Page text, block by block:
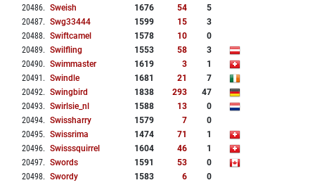
20486. Sweish 1676 54
5
20487. Swg33444 1599 15
3
20488. Swiftcamel 1578 10
0
20489. Swilfling 1553 58
3
20490. Swimmaster 1619 3
1
20491 . Swindle 1681 21
7
20492. Swingbird 1838 293
47
20493. Swirlsie_nl 1588 13
0
20494. Swissharry 1579 7
0
20495. Swissrima 1474 71
1
20496. Swisssquirrel 1604 46
1
20497. Swords 1591 53
0
20498. Swordy 1583 6
0